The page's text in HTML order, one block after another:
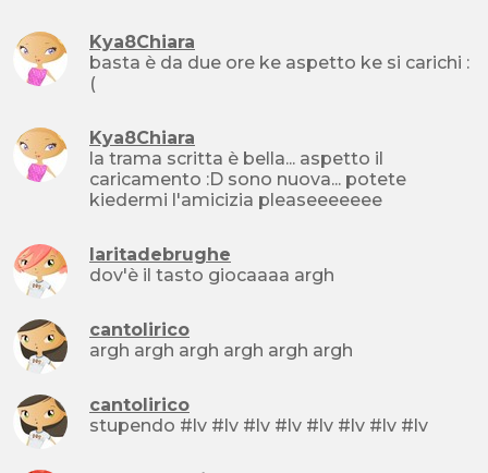
Kya8Chiara
basta è da due ore ke aspetto ke si carichi :
(
Kya8Chiara
la trama scritta è bella... aspetto il
caricamento :D sono nuova... potete
kiedermi l'amicizia pleaseeeeeee
laritadebrughe
dov'è il tasto giocaaaa argh
cantolirico
argh argh argh argh argh argh
cantolirico
stupendo #lv #lv #lv #lv #lv #lv #lv #lv